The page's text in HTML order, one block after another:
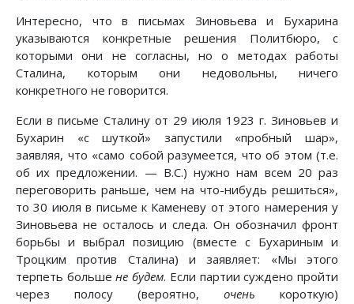
Интересно, что в письмах Зиновьева и Бухарина
указываются конкретные решения Политбюро, с
которыми они не согласны, но о методах работы
Сталина, которым они недовольны, ничего
конкретного не говорится.
Если в письме Сталину от 29 июля 1923 г. Зиновьев и
Бухарин «с шуткой» запустили «пробный шар»,
заявляя, что «само собой разумеется, что об этом (т.е.
об их предложении. — B.C.) нужно нам всем 20 раз
переговорить раньше, чем на что-нибудь решиться»,
то 30 июля в письме к Каменеву от этого намерения у
Зиновьева не осталось и следа. Он обозначил фронт
борьбы и выбрал позицию (вместе с Бухариным и
Троцким против Сталина) и заявляет: «Мы этого
терпеть большене будем. Если партии суждено пройти
через полосу (вероятно, очень короткую)